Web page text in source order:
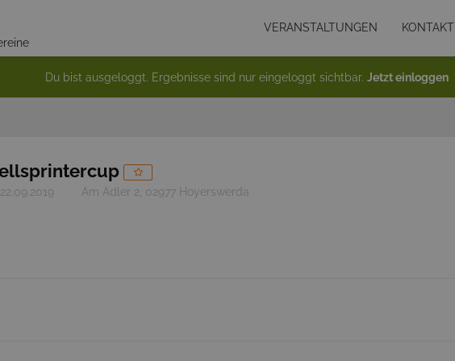
VERANSTALTUNGEN KONTAKT
Du bist ausgeloggt. Ergebnisse sind nur eingeloggt sichtbar. Jetzt einloggen
Am Adler 2, 02977 Hoyerswerda